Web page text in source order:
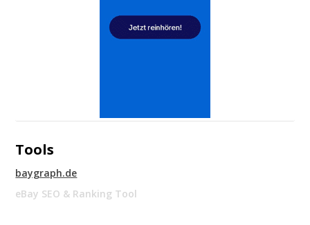
Tools
baygraph.de
eBay SEO & Ranking Tool